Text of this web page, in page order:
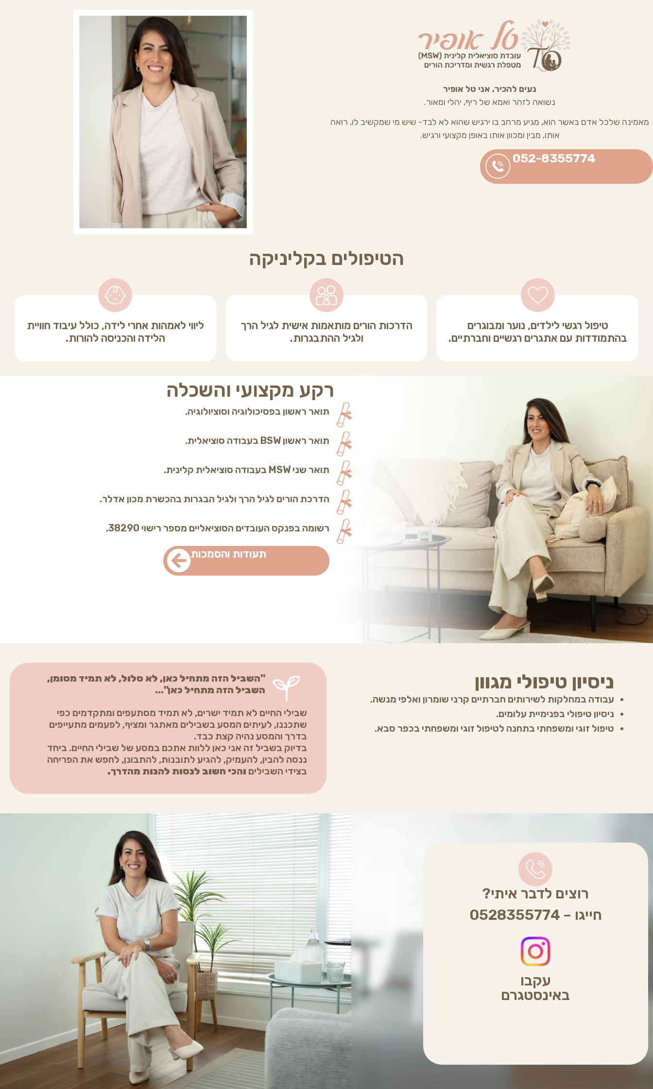
נעים להכיר, אני טל אופיר
נשואה לזהר ואמא של ריף, יהלי ומאור.
מאמינה שלכל אדם באשר הוא, מגיע מרחב בו ירגיש שהוא לא לבד- שיש מי שמקשיב לו, רואה
אותו, מבין ומכוון אותו באופן מקצועי ורגיש.
052-8355774
הטיפולים בקליניקה
טיפול רגשי לילדים, נוער ומבוגרים
בהתמודדות עם אתגרים רגשיים וחברתיים.
הדרכות הורים מותאמות אישית לגיל הרך
ולגיל ההתבגרות.
ליווי לאמהות אחרי לידה, כולל עיבוד חוויית
הלידה והכניסה להורות.
רקע מקצועי והשכלה
תואר ראשון בפסיכולוגיה וסוציולוגיה.
תואר ראשון BSW בעבודה סוציאלית.
תואר שני MSW בעבודה סוציאלית קלינית.
הדרכת הורים לגיל הרך ולגיל הבגרות בהכשרת מכון אדלר.
רשומה בפנקס העובדים הסוציאליים מספר רישוי 38290.
תעודות והסמכות
ניסיון טיפולי מגוון
עבודה במחלקות לשירותים חברתיים קרני שומרון ואלפי מנשה.
ניסיון טיפולי בפנימיית עלומים.
טיפול זוגי ומשפחתי בתחנה לטיפול זוגי ומשפחתי בכפר סבא.
"השביל הזה מתחיל כאן, לא סלול, לא תמיד מסומן,
השביל הזה מתחיל כאן"…
שבילי החיים לא תמיד ישרים, לא תמיד מסתעפים ומתקדמים כפי
שתכננו, לעיתים המסע בשבילים מאתגר ומציף, לפעמים מתעייפים
בדרך והמסע נהיה קצת כבד.
בדיוק בשביל זה אני כאן ללוות אתכם במסע של שבילי החיים. ביחד
ננסה להבין, להעמיק, להגיע לתובנות, להתבונן, לחפש את הפריחה
בצידי השבילים והכי חשוב לנסות להנות מהדרך.
רוצים לדבר איתי?
חייגו –0528355774
עקבו
באינסטגרם